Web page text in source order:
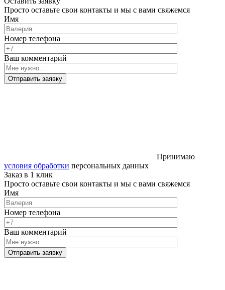
Просто оставьте свои контакты и мы с вами свяжемся
Имя
Номер телефона
Ваш комментарий
Отправить заявку
Принимаю
условия обработки персональных данных
Заказ в 1 клик
Просто оставьте свои контакты и мы с вами свяжемся
Имя
Номер телефона
Ваш комментарий
Отправить заявку